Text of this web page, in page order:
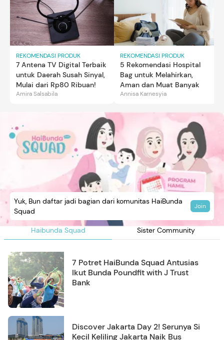
REKOMENDASI PRODUK
7 Antena TV Digital Terbaik
untuk Daerah Susah Sinyal,
Mulai dari Rp80 Ribuan!
Amira Salsabila
REKOMENDASI PRODUK
5 Rekomendasi Hospital
Bag untuk Melahirkan,
Aman dan Muat Banyak
Annisa Karnesyia
Haibunda Squad Sister Community
Yuk, Bun daftar jadi bagian dari komunitas HaiBunda
Squad
Join
7 Potret HaiBunda Squad Antusias
Ikut Bunda Poundfit with J Trust
Bank
Discover Jakarta Day 2! Serunya Si
Kecil Keliling Jakarta Naik Bus